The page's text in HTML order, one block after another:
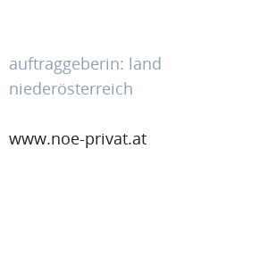
auftraggeberin: land
niederösterreich
www.noe-privat.at